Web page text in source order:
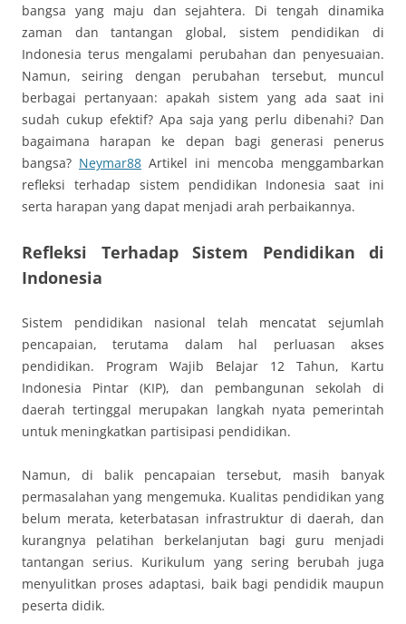
bangsa yang maju dan sejahtera. Di tengah dinamika
zaman dan tantangan global, sistem pendidikan di
Indonesia terus mengalami perubahan dan penyesuaian.
Namun, seiring dengan perubahan tersebut, muncul
berbagai pertanyaan: apakah sistem yang ada saat ini
sudah cukup efektif? Apa saja yang perlu dibenahi? Dan
bagaimana harapan ke depan bagi generasi penerus
bangsa? Neymar88 Artikel ini mencoba menggambarkan
refleksi terhadap sistem pendidikan Indonesia saat ini
serta harapan yang dapat menjadi arah perbaikannya.
Refleksi Terhadap Sistem Pendidikan di
Indonesia
Sistem pendidikan nasional telah mencatat sejumlah
pencapaian, terutama dalam hal perluasan akses
pendidikan. Program Wajib Belajar 12 Tahun, Kartu
Indonesia Pintar (KIP), dan pembangunan sekolah di
daerah tertinggal merupakan langkah nyata pemerintah
untuk meningkatkan partisipasi pendidikan.
Namun, di balik pencapaian tersebut, masih banyak
permasalahan yang mengemuka. Kualitas pendidikan yang
belum merata, keterbatasan infrastruktur di daerah, dan
kurangnya pelatihan berkelanjutan bagi guru menjadi
tantangan serius. Kurikulum yang sering berubah juga
menyulitkan proses adaptasi, baik bagi pendidik maupun
peserta didik.